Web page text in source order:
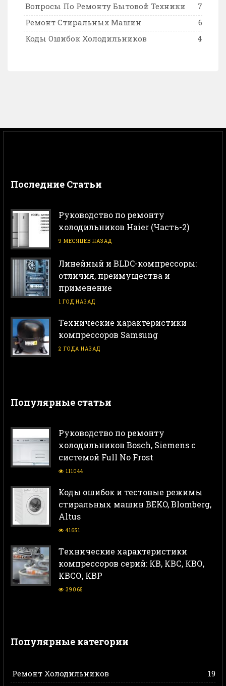
Вопросы По Ремонту Бытовой Техники
7
Ремонт Стиральных Машин
6
Коды Ошибок Холодильников
4
Последние Статьи
Руководство по ремонту
холодильников Haier (Часть-2)
9 МЕСЯЦЕВ НАЗАД
Линейный и BLDC-компрессоры:
отличия, преимущества и
применение
1 ГОД НАЗАД
Технические характеристики
компрессоров Samsung
2 ГОДА НАЗАД
Популярные статьи
Руководство по ремонту
холодильников Bosch, Siemens с
системой Full No Frost
111044
Коды ошибок и тестовые режимы
стиральных машин BEKO, Blomberg,
Altus
41651
Тeхнические характеристики
компрессоров серий: КВ, КВС, КВО,
КВСО, КВР
39065
Популярные категории
Ремонт Холодильников 19